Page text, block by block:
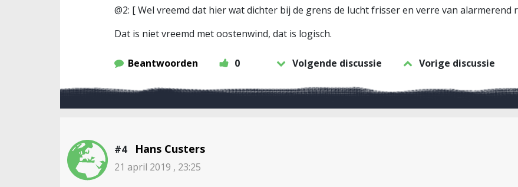
@2: [ Wel vreemd dat hier wat dichter bij de grens de lucht frisser en verre van alarmerend
Dat is niet vreemd met oostenwind, dat is logisch.
Beantwoorden 0 Volgende discussie Vorige discussie
#4 Hans Custers
21 april 2019 , 23:25